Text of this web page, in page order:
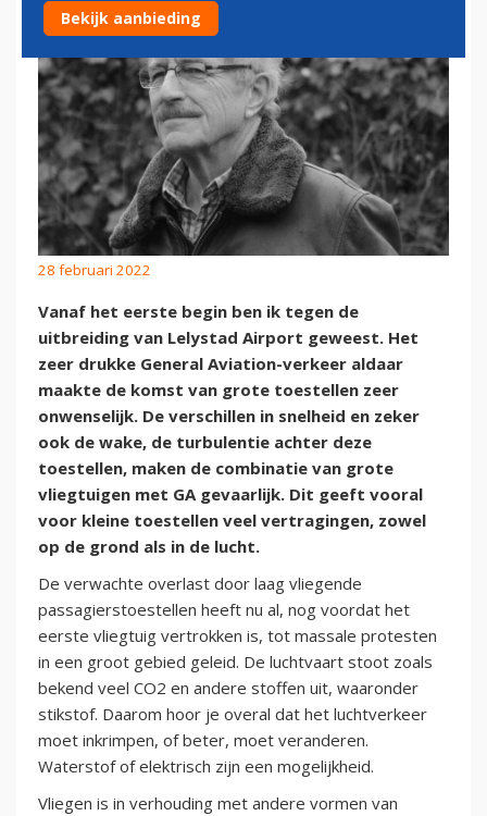
28 februari 2022
Vanaf het eerste begin ben ik tegen de
uitbreiding van Lelystad Airport geweest. Het
zeer drukke General Aviation-verkeer aldaar
maakte de komst van grote toestellen zeer
onwenselijk. De verschillen in snelheid en zeker
ook de wake, de turbulentie achter deze
toestellen, maken de combinatie van grote
vliegtuigen met GA gevaarlijk. Dit geeft vooral
voor kleine toestellen veel vertragingen, zowel
op de grond als in de lucht.
De verwachte overlast door laag vliegende
passagierstoestellen heeft nu al, nog voordat het
eerste vliegtuig vertrokken is, tot massale protesten
in een groot gebied geleid. De luchtvaart stoot zoals
bekend veel CO2 en andere stoffen uit, waaronder
stikstof. Daarom hoor je overal dat het luchtverkeer
moet inkrimpen, of beter, moet veranderen.
Waterstof of elektrisch zijn een mogelijkheid.
Vliegen is in verhouding met andere vormen van
Bekijk aanbieding